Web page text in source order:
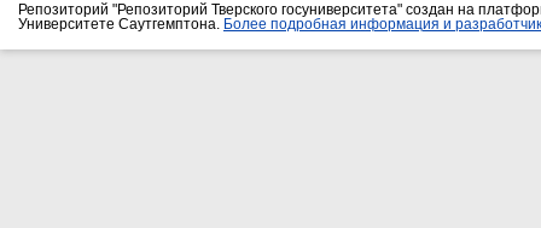
Репозиторий "Репозиторий Тверского госуниверситета" создан на
Университете Саутгемптона.
Более подробная информация и